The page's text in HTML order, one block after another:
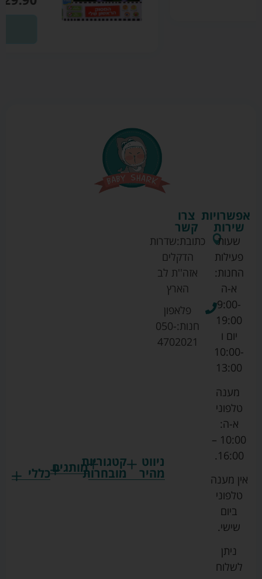
ניווט
מהיר
קטגוריות
מובחרותמותגים
גרקו
כללי
צרו
קשר
כתובת:שדרות
הדקלים
אזה''ת לב
הארץ
פלאפון
חנות:050-
4702021
אפשרויות
שירות
שעות
פעילות
החנות:
א-ה
9:00-
19:00
יום ו
10:00-
13:00
מענה
טלפוני
א-ה:
10:00 –
16:00.
אין מענה
טלפוני
ביום
שישי.
ניתן
לשלוח